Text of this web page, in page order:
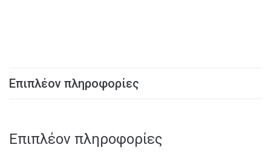
Επιπλέον πληροφορίες
Επιπλέον πληροφορίες